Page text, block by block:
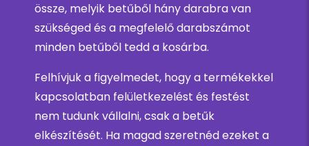
össze, melyik betűből hány darabra van
szükséged és a megfelelő darabszámot
minden betűből tedd a kosárba.
Felhívjuk a figyelmedet, hogy a termékekkel
kapcsolatban felületkezelést és festést
nem tudunk vállalni, csak a betűk
elkészítését. Ha magad szeretnéd ezeket a